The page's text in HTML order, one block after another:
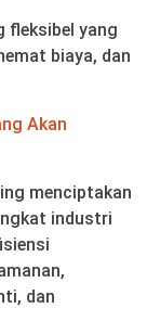
fleksibel yang
biaya, dan
Akan
menciptakan
industri
dan